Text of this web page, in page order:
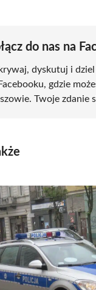
do nas na
dyskutuj i dziel
gdzie
Twoje zdanie